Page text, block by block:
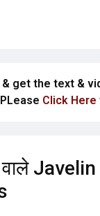
get the text &
PLease Click Here